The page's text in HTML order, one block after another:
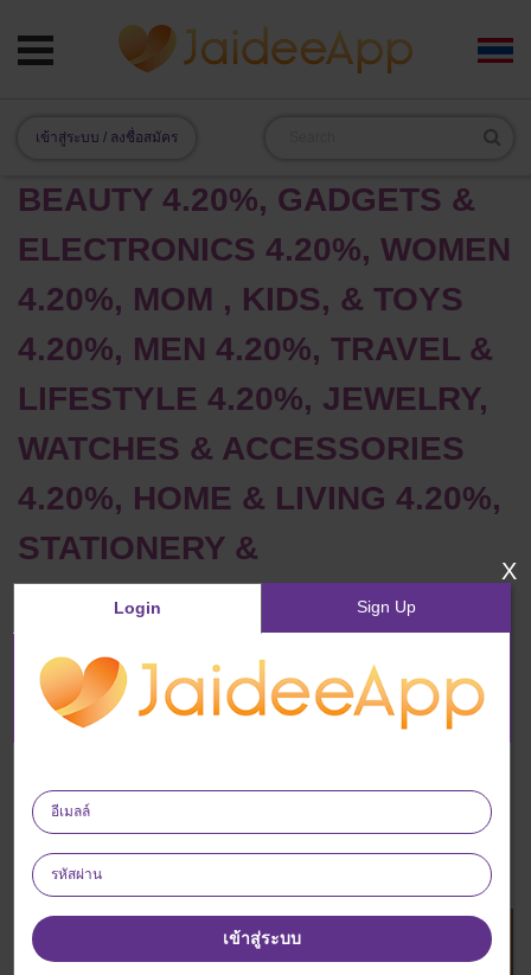
เข้าสู่ระบบ / ลงชื่อสมัคร
BEAUTY 4.20%, GADGETS &
ELECTRONICS 4.20%, WOMEN
4.20%, MOM , KIDS, & TOYS
4.20%, MEN 4.20%, TRAVEL &
LIFESTYLE 4.20%, JEWELRY,
WATCHES & ACCESSORIES
4.20%, HOME & LIVING 4.20%,
STATIONERY &
ซื้อสินค้าทันที
X
Login Sign Up
เข้าสู่ระบบ